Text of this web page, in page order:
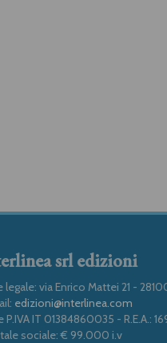
srl edizioni
legale: via Enrico Mattei 21 -
edizioni@interlinea.com
P.IVA IT 01384860035 - R.E.A.:
sociale: € 99.000 i.v